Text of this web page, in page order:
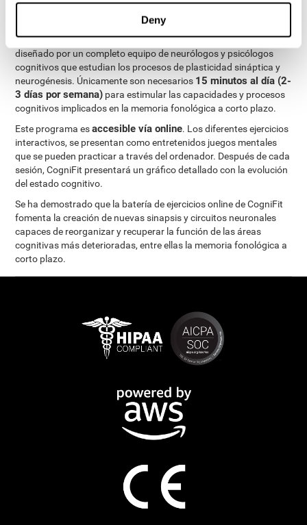
Deny
completo régimen deejercicios cognitivos personalizados
para mejorar la memoria fonológica a corto plazo
El Programa de Evaluacion Neuropsicológica de CogniFit ha sido
diseñado por un completo equipo de neurólogos y psicólogos
cognitivos que estudian los procesos de plasticidad sináptica y
neurogénesis. Únicamente son necesarios 15 minutos al día (2-
3 días por semana) para estimular las capacidades y procesos
cognitivos implicados en la memoria fonológica a corto plazo.
Este programa esaccesible vía online. Los diferentes ejercicios
interactivos, se presentan como entretenidos juegos mentales
que se pueden practicar a través del ordenador. Después de cada
sesión, CogniFit presentará un gráfico detallado con la evolución
del estado cognitivo.
Se ha demostrado que la batería de ejercicios online de CogniFit
fomenta la creación de nuevas sinapsis y circuitos neuronales
capaces de reorganizar y recuperar la función de las áreas
cognitivas más deterioradas, entre ellas la memoria fonológica a
corto plazo.